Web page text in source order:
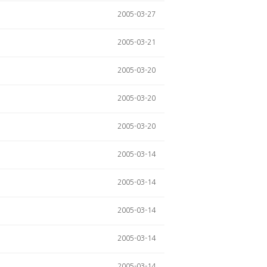
2005-03-27
2005-03-21
2005-03-20
2005-03-20
2005-03-20
2005-03-14
2005-03-14
2005-03-14
2005-03-14